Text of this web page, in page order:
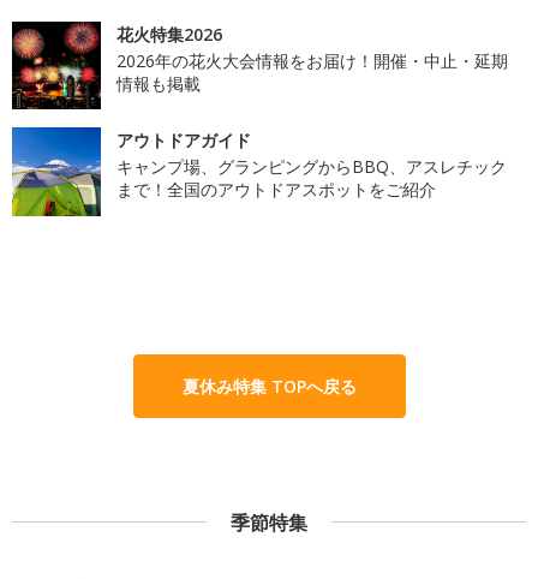
花火特集2026
2026年の花火大会情報をお届け！開催・中止・延期
情報も掲載
アウトドアガイド
キャンプ場、グランピングからBBQ、アスレチック
まで！全国のアウトドアスポットをご紹介
夏休み特集 TOPへ戻る
季節特集